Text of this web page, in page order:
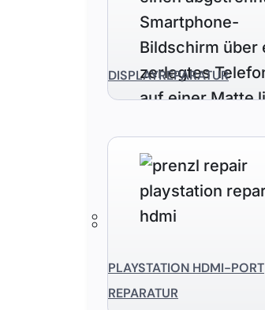
DISPLAYREPARATUR
PLAYSTATION HDMI-PORT
REPARATUR